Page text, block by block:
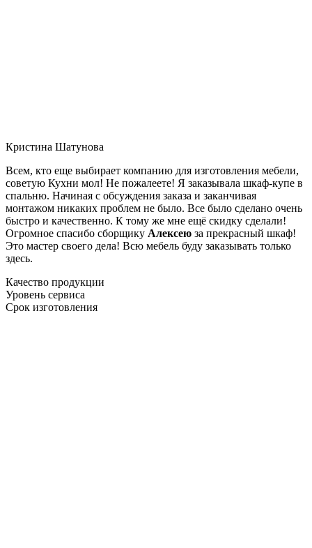
Кристина Шатунова
Всем, кто еще выбирает компанию для изготовления мебели,
советую Кухни мол! Не пожалеете! Я заказывала шкаф-купе в
спальню. Начиная с обсуждения заказа и заканчивая
монтажом никаких проблем не было. Все было сделано очень
быстро и качественно. К тому же мне ещё скидку сделали!
Огромное спасибо сборщику Алексею за прекрасный шкаф!
Это мастер своего дела! Всю мебель буду заказывать только
здесь.
Качество продукции
Уровень сервиса
Срок изготовления